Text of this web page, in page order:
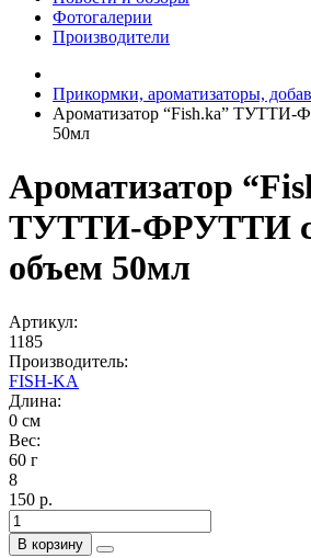
Фотогалерии
Производители
Прикормки, ароматизаторы,
Ароматизатор “Fish.ka” ТУТТИ-
50мл
Ароматизатор
ТУТТИ-ФРУТТИ
объем 50мл
Артикул:
1185
Производитель:
FISH-KA
Длина:
0 см
Вес:
60 г
8
150 р.
В корзину